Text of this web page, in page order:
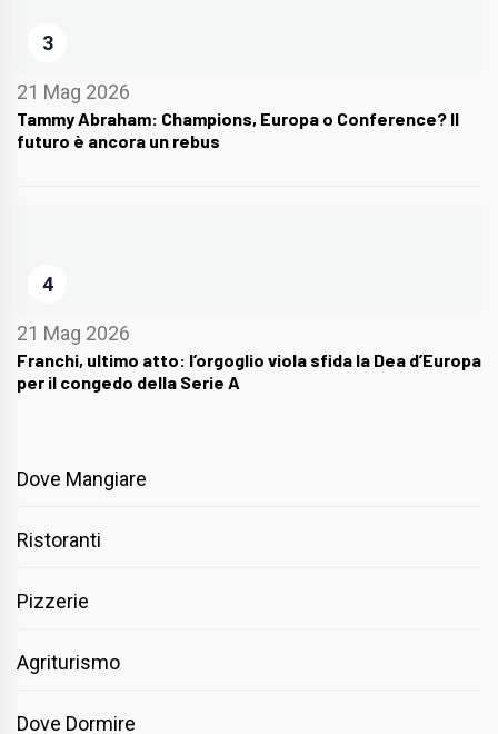
3
21 Mag 2026
Tammy Abraham: Champions, Europa o Conference? Il
futuro è ancora un rebus
4
21 Mag 2026
Franchi, ultimo atto: l’orgoglio viola sfida la Dea d’Europa
per il congedo della Serie A
Dove Mangiare
Ristoranti
Pizzerie
Agriturismo
Dove Dormire